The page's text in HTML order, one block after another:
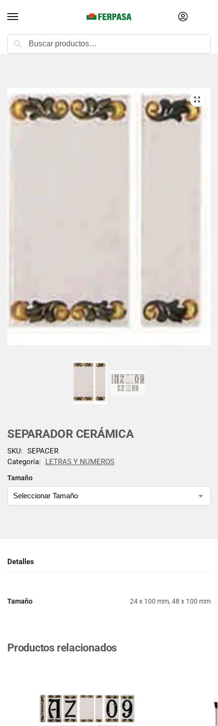
SEPARADOR CERÁMICA
Tamaño
SKU: SEPACER
Categoría:
LETRAS Y NUMEROS
Detalles
Tamaño 24 x 100 mm, 48 x 100 mm
Productos relacionados